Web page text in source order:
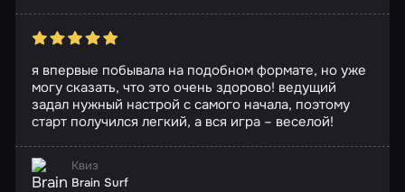
я впервые побывала на подобном формате, но уже
могу сказать, что это очень здорово! ведущий
задал нужный настрой с самого начала, поэтому
старт получился легкий, а вся игра – веселой!
Квиз
Brain Surf